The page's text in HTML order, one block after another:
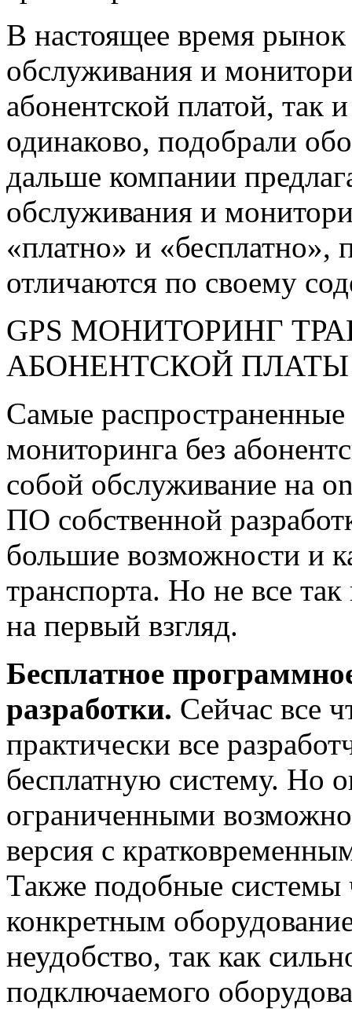
В настоящее время
обслуживания и
абонентской платой, так
одинаково, подобрали
дальше компании
обслуживания и
«платно» и «бесплатно»,
отличаются по своему
GPS МОНИТОРИНГ
АБОНЕНТСКОЙ ПЛАТЫ
Самые
мониторинга без
собой обслуживание на
ПО собственной
большие возможности и
транспорта. Но не все
на первый взгляд.
Бесплатное
разработки. Сейчас все
практически все
бесплатную систему. Но
ограниченными
версия с
Также подобные системы
конкретным
неудобство, так как
подключаемого